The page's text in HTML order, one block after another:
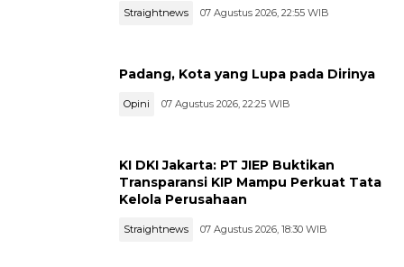
Straightnews 07 Agustus 2026, 22:55 WIB
Padang, Kota yang Lupa pada Dirinya
Opini 07 Agustus 2026, 22:25 WIB
KI DKI Jakarta: PT JIEP Buktikan
Transparansi KIP Mampu Perkuat Tata
Kelola Perusahaan
Straightnews 07 Agustus 2026, 18:30 WIB